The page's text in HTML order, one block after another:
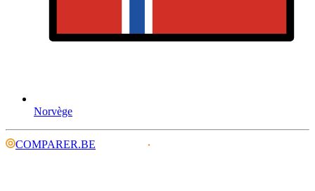
Norvège
COMPARER.BE